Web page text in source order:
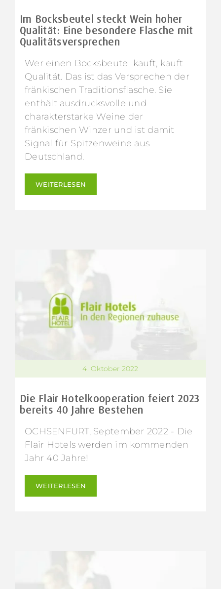
Im Bocksbeutel steckt Wein hoher
Qualität: Eine besondere Flasche mit
Qualitätsversprechen
Wer einen Bocksbeutel kauft, kauft
Qualität. Das ist das Versprechen der
fränkischen Traditionsflasche. Sie
enthält ausdrucksvolle und
charakterstarke Weine der
fränkischen Winzer und ist damit
Signal für Spitzenweine aus
Deutschland.
WEITERLESEN
4. Oktober 2022
Die Flair Hotelkooperation feiert 2023
bereits 40 Jahre Bestehen
OCHSENFURT, September 2022 - Die
Flair Hotels werden im kommenden
Jahr 40 Jahre!
WEITERLESEN